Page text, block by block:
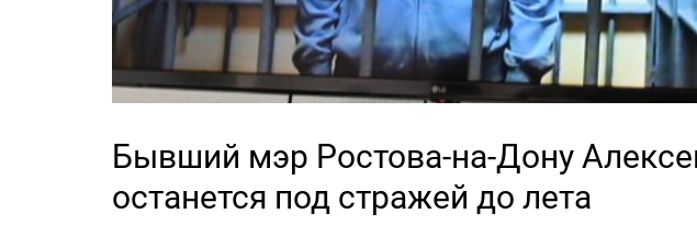
Бывший мэр Ростова-на-Дону
останется под стражей до лета